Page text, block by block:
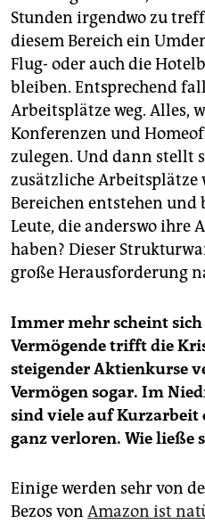
Stunden irgendwo zu
diesem Bereich ein
Flug- oder auch die
bleiben. Entsprechend
Arbeitsplätze weg. Alles,
Konferenzen und
zulegen. Und dann stellt
zusätzliche Arbeitsplätze
Bereichen entstehen
Leute, die anderswo ihre
haben? Dieser
große Herausforderung
Immer mehr scheint
Vermögende trifft die
steigender Aktienkurse
Vermögen sogar. Im
sind viele auf Kurzarbeit
ganz verloren. Wie ließe
Einige werden sehr von
Bezos von Amazon ist